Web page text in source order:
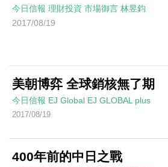
今日信報 理財投資 市場御言 林昱鈞
2017/08/19
美朝博弈 全球銷核無了期
今日信報 EJ Global EJ GLOBAL plus
2017/08/19
400年前的中日之戰